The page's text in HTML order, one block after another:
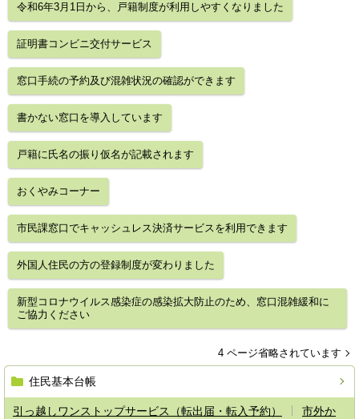
令和6年3月1日から、戸籍制度が利用しやすくなりました
証明書コンビニ交付サービス
窓口手続の予約及び混雑状況の確認ができます
書かない窓口を導入しています
戸籍に氏名の振り仮名が記載されます
おくやみコーナー
市民課窓口でキャッシュレス決済サービスを利用できます
外国人住民の方の登録制度が変わりました
新型コロナウイルス感染症の感染拡大防止のため、窓口混雑緩和に
ご協力ください
4 ページ省略されています
住民基本台帳
引っ越しワンストップサービス（転出届・転入予約）
市外か